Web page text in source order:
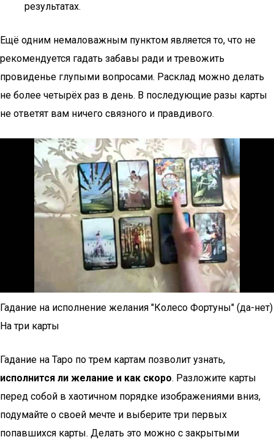
результатах.
Ещё одним немаловажным пунктом является то, что не
рекомендуется гадать забавы ради и тревожить
провиденье глупыми вопросами. Расклад можно делать
не более четырёх раз в день. В последующие разы карты
не ответят вам ничего связного и правдивого.
Гадание на исполнение желания "Колесо Фортуны" (да-нет)
На три карты
Гадание на Таро по трем картам позволит узнать,
исполнится ли желание и как скоро. Разложите карты
перед собой в хаотичном порядке изображениями вниз,
подумайте о своей мечте и выберите три первых
попавшихся карты. Делать это можно с закрытыми